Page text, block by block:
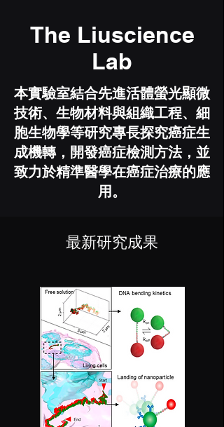
The Liuscience
Lab
本實驗室結合先進活體螢光顯微
技術、生物材料與組織工程、細
胞生物學等研究專長探究癌症生
成機轉，開發癌症檢測方法，並
致力於精準醫學在癌症治療的應
用。
最新研究成果